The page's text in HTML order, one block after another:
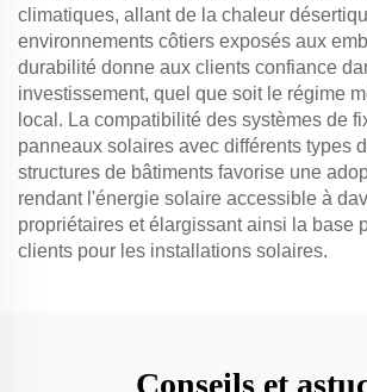
climatiques, allant de la chaleur
environnements côtiers exposés aux
durabilité donne aux clients confiance
investissement, quel que soit le régime
local. La compatibilité des systèmes de
panneaux solaires avec différents types
structures de bâtiments favorise une
rendant l'énergie solaire accessible à
propriétaires et élargissant ainsi la base
clients pour les installations solaires.
Conseils et